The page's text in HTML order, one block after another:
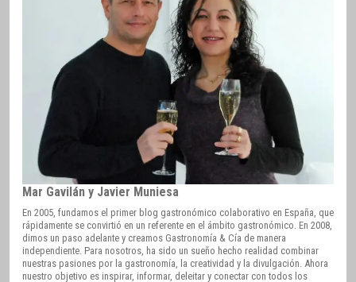
Mar Gavilán y Javier Muniesa
En 2005, fundamos el primer blog gastronómico colaborativo en España, que
rápidamente se convirtió en un referente en el ámbito gastronómico. En 2008,
dimos un paso adelante y creamos Gastronomía & Cía de manera
independiente. Para nosotros, ha sido un sueño hecho realidad combinar
nuestras pasiones por la gastronomía, la creatividad y la divulgación. Ahora
nuestro objetivo es inspirar, informar, deleitar y conectar con todos los